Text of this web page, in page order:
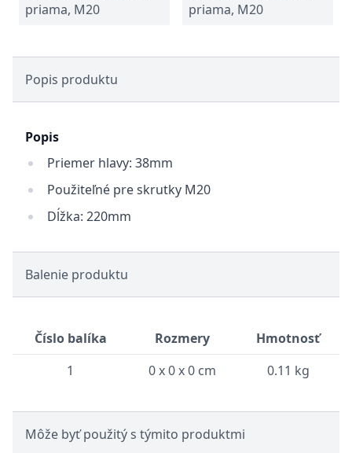
priama, M20
priama, M20
Popis produktu
Popis
Priemer hlavy: 38mm
Použiteľné pre skrutky M20
Dĺžka: 220mm
Balenie produktu
Číslo balíka Rozmery
Hmotnosť
1
0 x 0 x 0 cm 0.11 kg
Môže byť použitý s týmito produktmi